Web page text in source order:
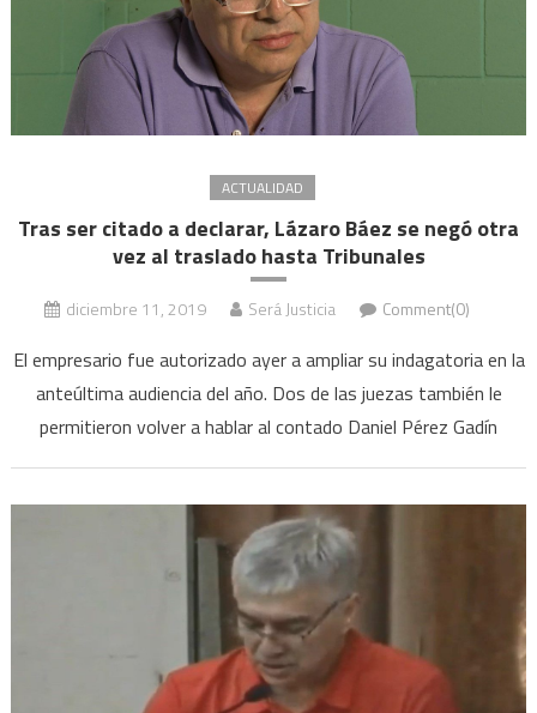
ACTUALIDAD
Tras ser citado a declarar, Lázaro Báez se negó otra
vez al traslado hasta Tribunales
diciembre 11, 2019 Será Justicia Comment(0)
El empresario fue autorizado ayer a ampliar su indagatoria en la
anteúltima audiencia del año. Dos de las juezas también le
permitieron volver a hablar al contado Daniel Pérez Gadín